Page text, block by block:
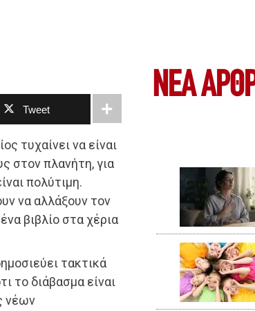
Tweet
τυχαίνει να είναι
στον πλανήτη, για
πολύτιμη.
να αλλάξουν τον
βιβλίο στα χέρια
τακτικά
το διάβασμα είναι
νέων
ΝΕΑ